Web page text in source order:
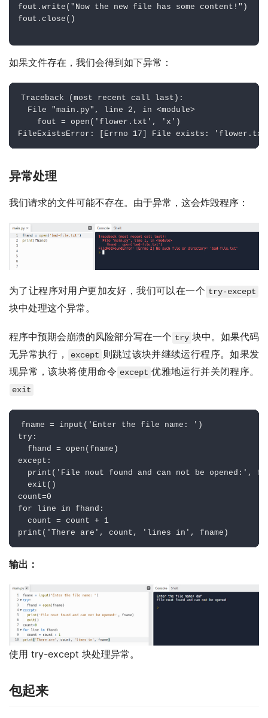
fout.write("Now the new file has some content!")
fout.close()
如果文件存在，我们会得到如下异常：
Traceback (most recent call last):
  File "main.py", line 2, in <module>
    fout = open('flower.txt', 'x')
FileExistsError: [Errno 17] File exists:
异常处理
我们请求的文件可能不存在。由于异常，这会炸毁程序：
为了让程序对用户更加友好，我们可以在一个 try-except
块中处理这个异常。
程序中预期会崩溃的风险部分写在一个 try 块中。如果代码
无异常执行，
except 则跳过该块并继续运行程序。如果发
现异常，该块将使用命令 except 优雅地运行并关闭程序。
exit
fname = input ( 'Enter the file name: ' )
try :
  fhand
= open ( fname )
except :
print ( 'File nout found and can not be opened:' ,
  exit
( )
count=0
for line in fhand :
  count
= count +
1
print ( 'There are' , count , 'lines in' , fname )
输出：
使用 try-except 块处理异常。
包起来